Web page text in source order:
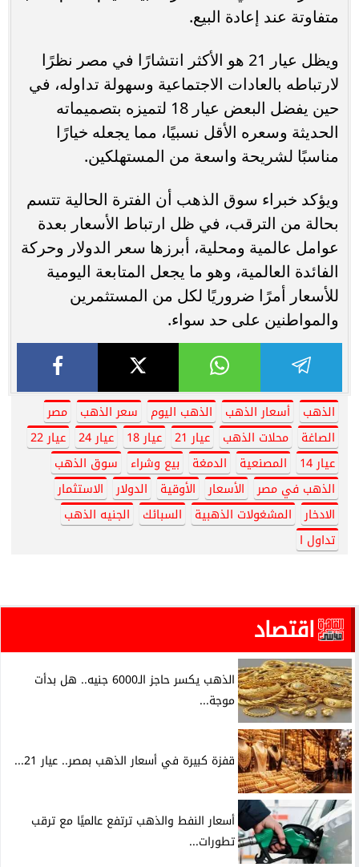
متفاوتة عند إعادة البيع.
ويظل عيار 21 هو الأكثر انتشارًا في مصر نظرًا
لارتباطه بالعادات الاجتماعية وسهولة تداوله، في
حين يفضل البعض عيار 18 لتميزه بتصميماته
الحديثة وسعره الأقل نسبيًا، مما يجعله خيارًا
مناسبًا لشريحة واسعة من المستهلكين.
ويؤكد خبراء سوق الذهب أن الفترة الحالية تتسم
بحالة من الترقب، في ظل ارتباط الأسعار بعدة
عوامل عالمية ومحلية، أبرزها سعر الدولار وحركة
الفائدة العالمية، وهو ما يجعل المتابعة اليومية
للأسعار أمرًا ضروريًا لكل من المستثمرين
والمواطنين على حد سواء.
الذهب أسعار الذهب الذهب اليوم سعر الذهب
مصر
الصاغة
محلات الذهب عيار 21 عيار 18 عيار 24
عيار 22
عيار 14
المصنعية الدمغة بيع وشراء
سوق الذهب
الذهب في مصر
الأسعار الأوقية الدولار
الاستثمار
الادخار
المشغولات الذهبية السبائك
الجنيه الذهب
تداول ا
اقتصاد
الذهب يكسر حاجز الـ6000 جنيه.. هل بدأت
موجة...
قفزة كبيرة في أسعار الذهب بمصر.. عيار 21...
أسعار النفط والذهب ترتفع عالميًا مع ترقب
تطورات...